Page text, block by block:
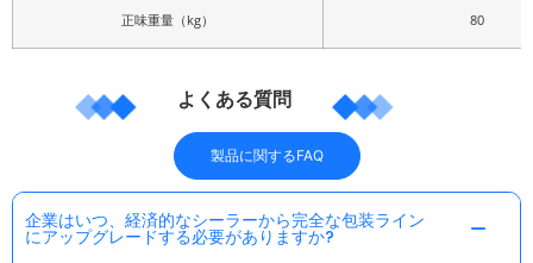
正味重量（kg） 80
よくある質問
製品に関するFAQ
企業はいつ、経済的なシーラーから完全な包装ライン
にアップグレードする必要がありますか?